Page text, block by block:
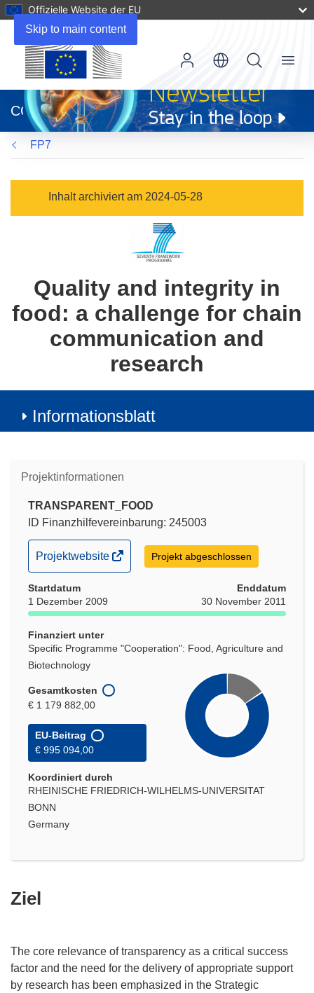
Skip to main content
Offizielle Website der EU
neuem
Fenster)
CORDIS
Menu
FP7
Inhalt archiviert am 2024-05-28
Quality and integrity in
food: a challenge for chain
communication and
research
Informationsblatt
Projektinformationen
TRANSPARENT_FOOD
ID Finanzhilfevereinbarung: 245003
(öffnet
in
neuem
Fenster)
Projektwebsite Projekt abgeschlossen
Startdatum
1 Dezember 2009
Enddatum
30 November 2011
Finanziert unter
Specific Programme "Cooperation": Food, Agriculture and
Biotechnology
Gesamtkosten
€ 1 179 882,00
EU-Beitrag
€ 995 094,00
Koordiniert durch
RHEINISCHE FRIEDRICH-WILHELMS-UNIVERSITAT
BONN
Germany
Ziel
The core relevance of transparency as a critical success
factor and the need for the delivery of appropriate support
by research has been emphasized in the Strategic